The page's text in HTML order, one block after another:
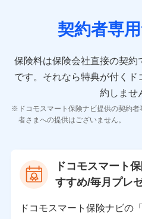
れらに付帯、関連する当社、株
会社のサービスを案内、提供す
閲覧履歴、購買履歴、ご契約内
析して、お客さまの趣味・嗜好
品等に関するご提案や広告の配
各種セミナーの開催のため
コンサルティングサービスの実
アンケートやキャンペーン等の
称・住所・代表者名】
当該個人データを取り扱う各
おり）
東京都千代田区永田町2丁目
契約者専
保険料は保険会社直接の契約
です。 それなら特典が付くド
約しませ
ドコモスマート保険ナビ提供の契約
者さまへの提供はございません。
ドコモスマート
すすめ/毎月プレ
ドコモスマート保険ナビの